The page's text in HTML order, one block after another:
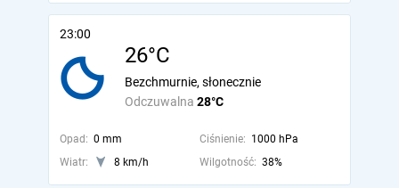
23:00
26°C
Odczuwalna 28°C
Bezchmurnie, słonecznie
Opad: 0 mm Ciśnienie: 1000 hPa
Wiatr:
8 km/h Wilgotność: 38%